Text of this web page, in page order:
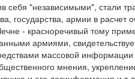
"независимыми", стали
государства, армии в расчет
- красноречивый тому
армиями,
массовой
мнения,